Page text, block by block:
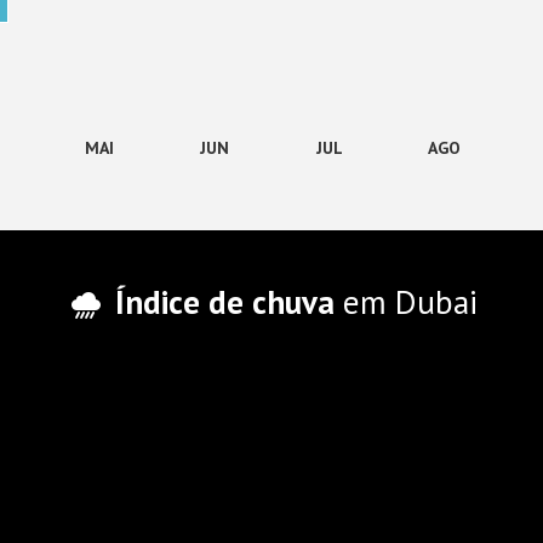
MAI JUN JUL AGO
Índice de chuva em Dubai